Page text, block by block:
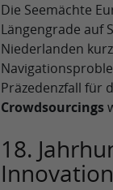
Die Seemächte
Längengrade auf
Niederlanden
Präzedenzfall für
Crowdsourcings
18.
Innovation